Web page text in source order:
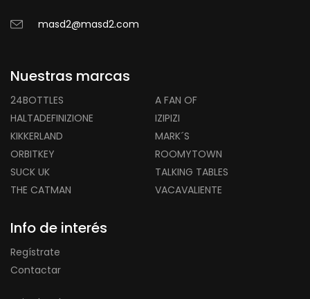
masd2@masd2.com
Nuestras marcas
24BOTTLES
A FAN OF
HALTADEFINIZIONE
IZIPIZI
KIKKERLAND
MARK´S
ORBITKEY
ROOMYTOWN
SUCK UK
TALKING TABLES
THE CATMAN
VACAVALIENTE
Info de interés
Regístrate
Contactar